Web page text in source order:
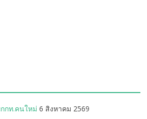
กท.คนใหม่ 6 สิงหาคม 2569